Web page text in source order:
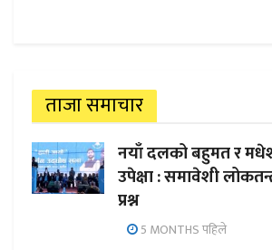
ताजा समाचार
नयाँ दलको बहुमत र
उपेक्षा : समावेशी
प्रश्न
5 MONTHS पहिले